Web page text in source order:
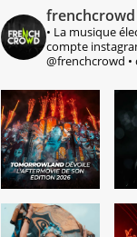
frenchcrowd
• La musique
compte
@frenchcrowd